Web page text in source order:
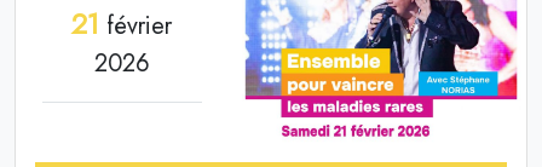
21 février
2026